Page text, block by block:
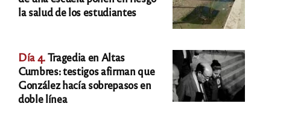
la salud de los estudiantes
Día 4.Tragedia en Altas
Cumbres: testigos afirman que
González hacía sobrepasos en
doble línea